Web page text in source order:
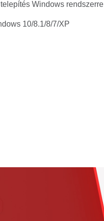
Windows rendszerre
10/8.1/8/7/XP